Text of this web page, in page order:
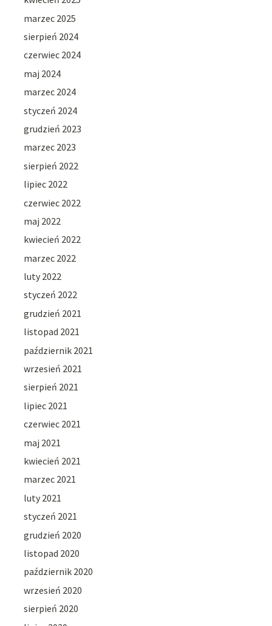
marzec 2025
sierpień 2024
czerwiec 2024
maj 2024
marzec 2024
styczeń 2024
grudzień 2023
marzec 2023
sierpień 2022
lipiec 2022
czerwiec 2022
maj 2022
kwiecień 2022
marzec 2022
luty 2022
styczeń 2022
grudzień 2021
listopad 2021
październik 2021
wrzesień 2021
sierpień 2021
lipiec 2021
czerwiec 2021
maj 2021
kwiecień 2021
marzec 2021
luty 2021
styczeń 2021
grudzień 2020
listopad 2020
październik 2020
wrzesień 2020
sierpień 2020